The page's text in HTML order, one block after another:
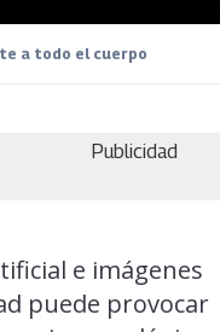
a todo el cuerpo
Publicidad
e imágenes
puede provocar